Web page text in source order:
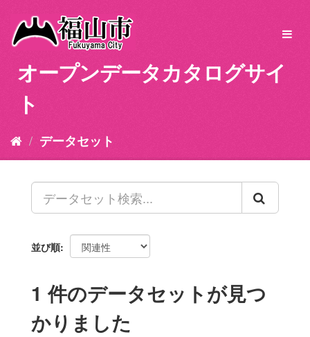
オープンデータカタログサイ
ト
データセット
並び順
1 件のデータセットが見つ
かりました